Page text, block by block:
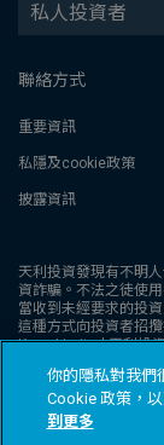
私人投資者
聯絡方式
重要資訊
私隱及cookie政策
披露資訊
天利投資發現有不明
資詐騙。不法之徒使
當收到未經要求的投
這種方式向投資者招
Kong Limited 天利投
港註冊，註冊編號為
會” ) 審核。
是 Columbia 和
你的隱私對我們
Cookie 政策，
到更多